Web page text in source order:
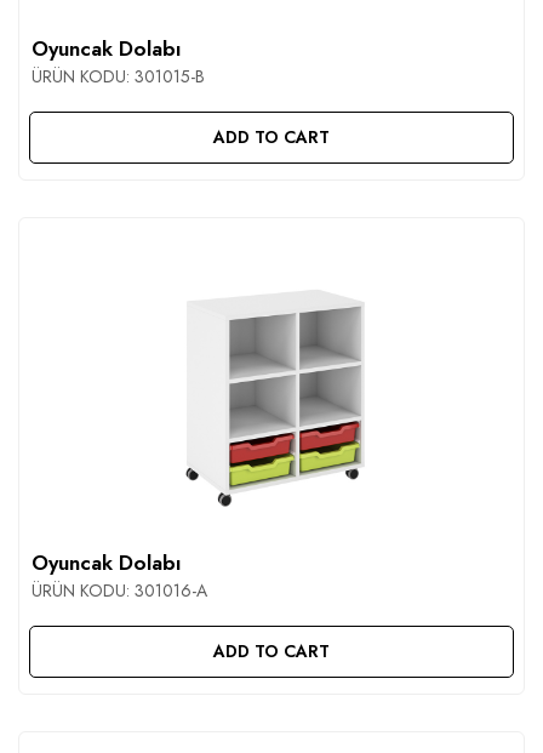
Oyuncak Dolabı
ÜRÜN KODU: 301015-B
ADD TO CART
Oyuncak Dolabı
ÜRÜN KODU: 301016-A
ADD TO CART